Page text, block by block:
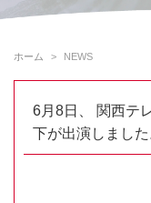
ホーム NEWS
6月8日、 関西テ
下が出演しました